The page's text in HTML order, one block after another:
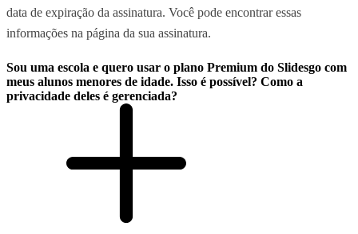
data de expiração da assinatura. Você pode encontrar essas
informações na página da sua assinatura.
Sou uma escola e quero usar o plano Premium do Slidesgo com
meus alunos menores de idade. Isso é possível? Como a
privacidade deles é gerenciada?